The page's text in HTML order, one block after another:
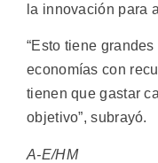
la innovación para
“Esto tiene
economías con
tienen que gastar
objetivo”, subrayó.
A-E/HM